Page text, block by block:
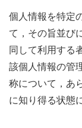
個人情報を特定
て，その旨並び
同して利用する
該個人情報の管
称について，あ
に知り得る状態